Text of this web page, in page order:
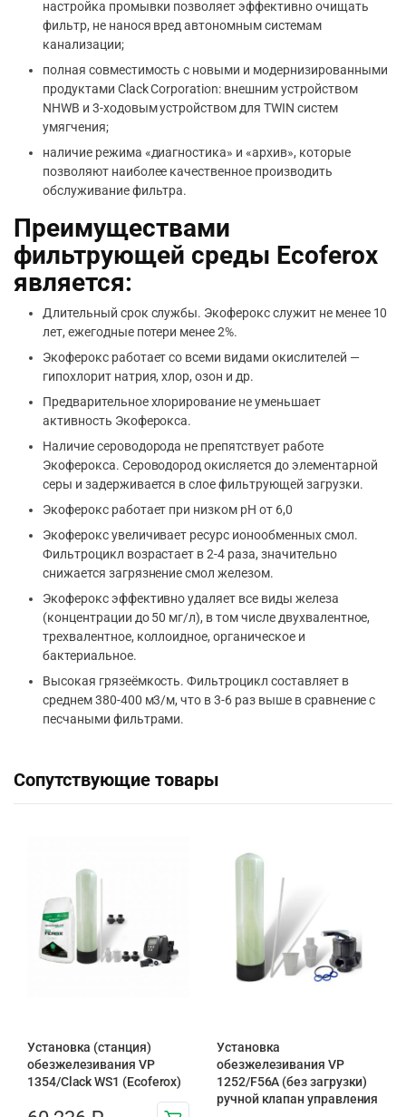
настройка промывки позволяет эффективно очищать
фильтр, не нанося вред автономным системам
канализации;
полная совместимость с новыми и модернизированными
продуктами Clack Corporation: внешним устройством
NHWB и 3-ходовым устройством для TWIN систем
умягчения;
наличие режима «диагностика» и «архив», которые
позволяют наиболее качественное производить
обслуживание фильтра.
Преимуществами
фильтрующей среды Ecoferox
является:
Длительный срок службы. Экоферокс служит не менее 10
лет, ежегодные потери менее 2%.
Экоферокс работает со всеми видами окислителей —
гипохлорит натрия, хлор, озон и др.
Предварительное хлорирование не уменьшает
активность Экоферокса.
Наличие сероводорода не препятствует работе
Экоферокса. Сероводород окисляется до элементарной
серы и задерживается в слое фильтрующей загрузки.
Экоферокс работает при низком рН от 6,0
Экоферокс увеличивает ресурс ионообменных смол.
Фильтроцикл возрастает в 2-4 раза, значительно
снижается загрязнение смол железом.
Экоферокс эффективно удаляет все виды железа
(концентрации до 50 мг/л), в том числе двухвалентное,
трехвалентное, коллоидное, органическое и
бактериальное.
Высокая грязеёмкость. Фильтроцикл составляет в
среднем 380-400 м3/м, что в 3-6 раз выше в сравнение с
песчаными фильтрами.
Сопутствующие товары
Установка (станция)
обезжелезивания VP
1354/Clack WS1 (Ecoferox)
Установка
обезжелезивания VP
1252/F56A (без загрузки)
ручной клапан управления